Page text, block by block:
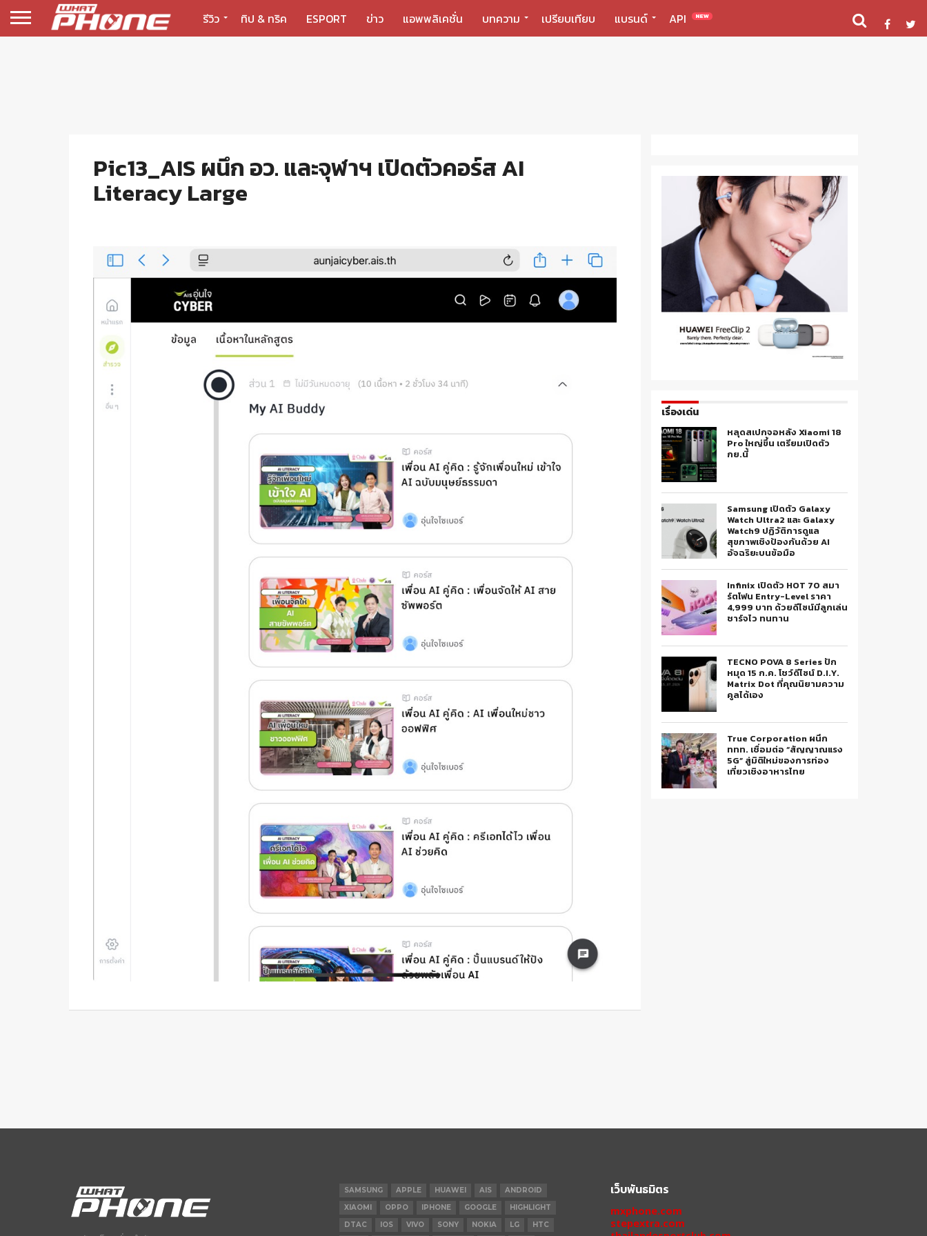
รีวิว ทิป & ทริค ESPORT ข่าว แอพพลิเคชั่น บทความ เปรียบเทียบ แบรนด์ API NEW
Pic13_AIS ผนึก อว. และจุฬาฯ เปิดตัวคอร์ส AI
Literacy Large
เรื่องเด่น
หลุดสเปกจอหลัง Xiaomi 18
Pro ใหญ่ขึ้น เตรียมเปิดตัว
กย.นี้
Samsung เปิดตัว Galaxy
Watch Ultra2 และ Galaxy
Watch9 ปฏิวัติการดูแล
สุขภาพเชิงป้องกันด้วย AI
อัจฉริยะบนข้อมือ
Infinix เปิดตัว HOT 70 สมา
ร์ตโฟน Entry-Level ราคา
4,999 บาท ด้วยดีไซน์มีลูกเล่น
ชาร์จไว ทนทาน
TECNO POVA 8 Series ปัก
หมุด 15 ก.ค. โชว์ดีไซน์ D.I.Y.
Matrix Dot ที่คุณนิยามความ
คูลได้เอง
True Corporation ผนึก
ททท. เชื่อมต่อ “สัญญาณแรง
5G” สู่มิติใหม่ของการท่อง
เที่ยวเชิงอาหารไทย
SAMSUNG APPLE HUAWEI AIS
ANDROID
XIAOMI
OPPO IPHONE GOOGLE
HIGHLIGHT
DTAC
IOS VIVO SONY NOKIA LG HTC
เว็บพันธมิตร
mxphone.com
stepextra.com